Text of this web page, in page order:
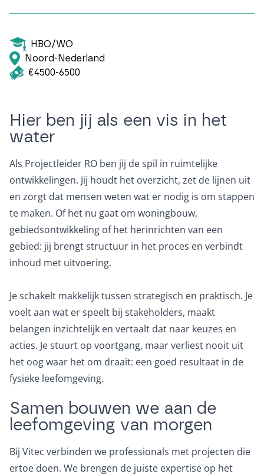
HBO/WO
Noord-Nederland
€4500-6500
Hier ben jij als een vis in het
water
Als Projectleider RO ben jij de spil in ruimtelijke
ontwikkelingen. Jij houdt het overzicht, zet de lijnen uit
en zorgt dat mensen weten wat er nodig is om stappen
te maken. Of het nu gaat om woningbouw,
gebiedsontwikkeling of het herinrichten van een
gebied: jij brengt structuur in het proces en verbindt
inhoud met uitvoering.
Je schakelt makkelijk tussen strategisch en praktisch. Je
voelt aan wat er speelt bij stakeholders, maakt
belangen inzichtelijk en vertaalt dat naar keuzes en
acties. Je stuurt op voortgang, maar verliest nooit uit
het oog waar het om draait: een goed resultaat in de
fysieke leefomgeving.
Samen bouwen we aan de
leefomgeving van morgen
Bij Vitec verbinden we professionals met projecten die
ertoe doen. We brengen de juiste expertise op het